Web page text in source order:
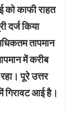
को काफी राहत
दर्ज किया
तापमान
में करीब
पूरे उत्तर
गिरावट आई है।